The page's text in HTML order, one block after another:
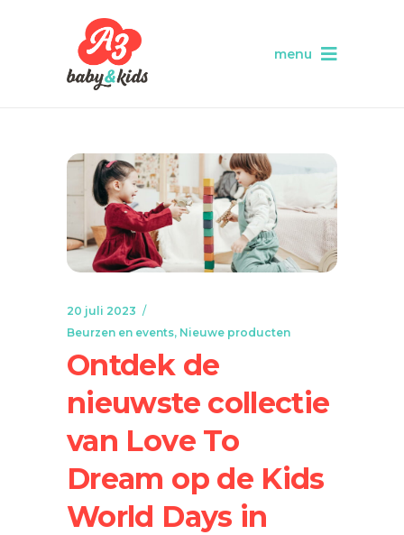
menu
20 juli 2023
Beurzen en events, Nieuwe producten
Ontdek de
nieuwste collectie
van Love To
Dream op de Kids
World Days in